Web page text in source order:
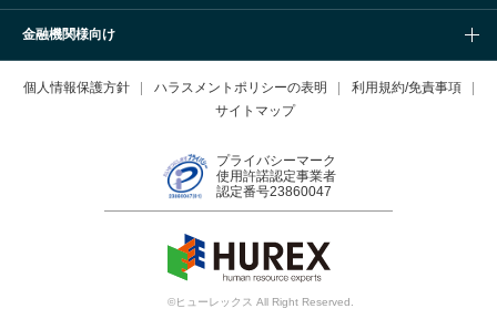
金融機関様向け
©ヒューレックス All Right Reserved.
プライバシーマーク
使用許諾認定事業者
認定番号23860047
個人情報保護方針 ハラスメントポリシーの表明
利用規約/免責事項
サイトマップ